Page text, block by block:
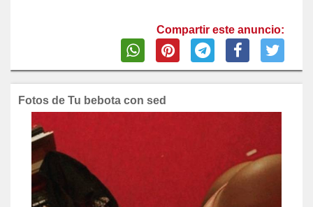
Compartir este anuncio:
Fotos de Tu bebota con sed